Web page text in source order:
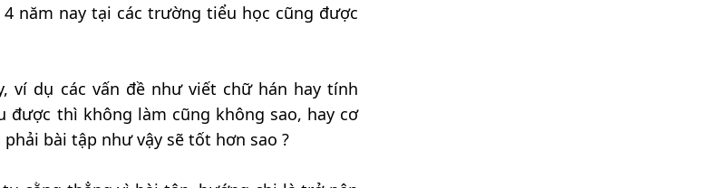
năm nay tại các trường tiểu học cũng được
ví dụ các vấn đề như viết chữ hán hay tính
thì không làm cũng không sao, hay cơ
bài tập như vậy sẽ tốt hơn sao ?